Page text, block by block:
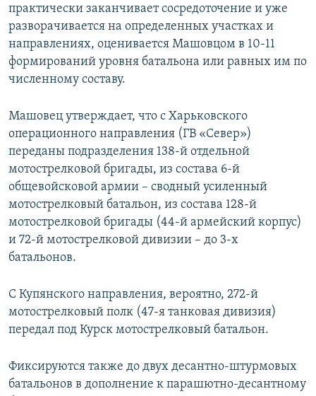
практически заканчивает сосредоточение и уже
разворачивается на определенных участках и
направлениях, оценивается Машовцом в 10-11
формирований уровня батальона или равных им по
численному составу.
Машовец утверждает, что с Харьковского
операционного направления (ГВ «Север»)
переданы подразделения 138-й отдельной
мотострелковой бригады, из состава 6-й
общевойсковой армии – сводный усиленный
мотострелковый батальон, из состава 128-й
мотострелковой бригады (44-й армейский корпус)
и 72-й мотострелковой дивизии – до 3-х
батальонов.
С Купянского направления, вероятно, 272-й
мотострелковый полк (47-я танковая дивизия)
передал под Курск мотострелковый батальон.
Фиксируются также до двух десантно-штурмовых
батальонов в дополнение к парашютно-десантному